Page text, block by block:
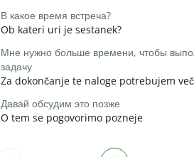
В какое время встреча?
Ob kateri uri je sestanek?
Мне нужно больше времени, чтобы
задачу
Za dokončanje te naloge potrebujem
Давай обсудим это позже
O tem se pogovorimo pozneje